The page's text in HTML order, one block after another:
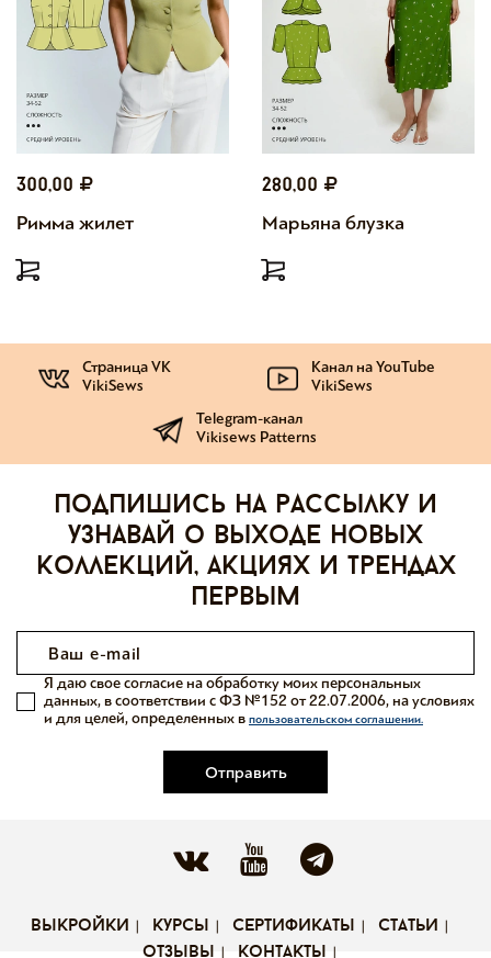
300,00
Римма жилет
280,00
Марьяна блузка
Страница VK
VikiSews
Канал на YouTube
VikiSews
Telegram-канал
Vikisews Patterns
Подпишись на рассылку и
узнавай о выходе новых
коллекций, акциях и трендах
первым
Отправить
Я даю свое согласие на обработку моих персональных
данных, в соответствии с ФЗ №152 от 22.07.2006, на условиях
и для целей, определенных в пользовательском соглашении.
выкройки курсы сертификаты
статьи
отзывы
контакты